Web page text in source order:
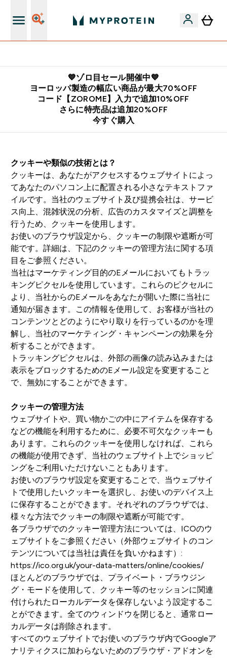
💙ゾロ目セール開催中💙
ヨーロッパ製造の幅広い商品が最大70%OFF
コード【ZOROME】入力で追加10%OFF
さらに特売品は追加20%OFF
今すぐ購入
クッキーや類似の技術とは？
クッキーは、あなたがアクセスするウェブサイトによっ
てあなたのパソコン上に配置される小さなテキストファ
イルです。当社のウェブサイト及び提携会社は、サービ
ス向上、混雑状況の分析、広告のカスタマイズと調整を
行うため、クッキーを使用します。
お使いのブラウザ設定から、クッキーの制限や遮断が可
能です。詳細は、下記のクッキーの管理方法に関する項
目をご参照ください。
当社はマーケティング目的のEメールにおいてもトラッ
キングピクセルを使用しています。これらのピクセルに
より、当社からのEメールをあなたが開いた際に当社に
通知が届きます。この情報を使用して、お客様が当社の
コンテンツとどのようにやり取りを行っているのかを理
解し、当社のマーケティング・キャンペーンの効果を分
析することができます。
トラッキングピクセルは、外部の画像の読み込みまたは
表示をブロックするためのEメール設定を変更すること
で、無効にすることができます。
クッキーの管理方法
ウェブサイトや、買い物かごの中にアイテムを保存する
などの機能を利用するために、必要不可欠なクッキーも
あります。これらのクッキーを使用しなければ、これら
の機能が使用できず、当社のウェブサイト上でショッピ
ングをご利用いただけないこともあります。
お使いのブラウザ設定を変更することで、当ウェブサイ
トで使用したいクッキーを選択し、お使いのデバイス上
に保存することができます。それぞれのブラウザでは、
様々な方法でクッキーの制限や遮断が可能です。
各ブラウザでのクッキー管理方法については、ICOのウ
ェブサイトをご参照ください（外部ウェブサイトのコン
テンツについては当社は責任を負いかねます）:
https://ico.org.uk/your-data-matters/online/cookies/
ほとんどのブラウザでは、プライベート・ブラウジン
グ・モードを使用して、クッキー等のセッションに関連
付けられたローカルデータを保存しないよう設定するこ
とができます。全てのウィンドウを閉じると、通常ロー
カルデータは削除されます。
すべてのウェブサイトでお使いのブラウザ内でGoogleア
ナリティクスに加わらないためのブラウザ・アドオンを